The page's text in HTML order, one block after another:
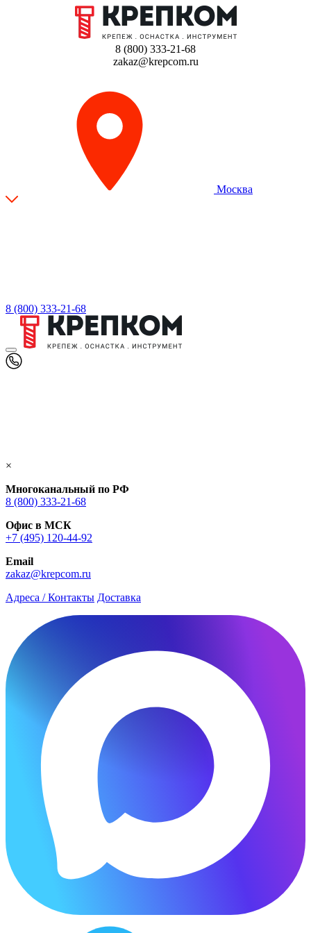
8 (800) 333-21-68
zakaz@krepcom.ru
Москва
8 (800) 333-21-68
×
Многоканальный по РФ
8 (800) 333‑21-68
Офис в МСК
+7 (495) 120-44-92
Email
zakaz@krepcom.ru
Адреса / Контакты Доставка